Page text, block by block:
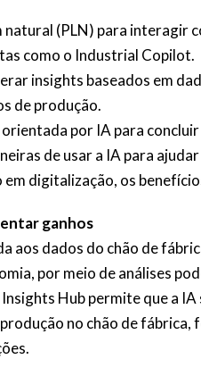
(PLN) para interagir
como o Industrial Copilot.
insights baseados em
de produção.
por IA para
de usar a IA para
digitalização, os
ganhos
aos dados do chão de
por meio de análises
Hub permite que a
no chão de fábrica,